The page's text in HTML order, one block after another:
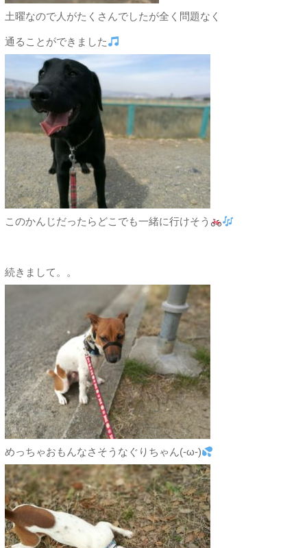
土曜なので人がたくさんでしたが全く問題なく
通ることができました
このかんじだったらどこでも一緒に行けそう
続きまして。。
めっちゃおもんなさそうなぐりちゃん(-ω-)